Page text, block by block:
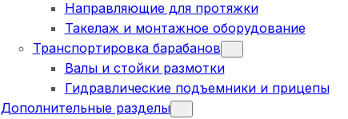
Направляющие для протяжки
Такелаж и монтажное оборудование
Транспортировка барабанов
Валы и стойки размотки
Гидравлические подъемники и прицепы
Дополнительные разделы